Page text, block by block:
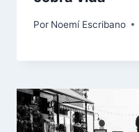
Por Noemí Escribano